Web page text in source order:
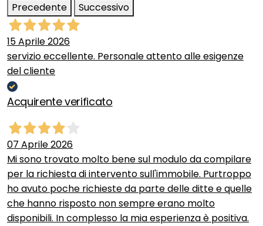
Precedente
Successivo
15 Aprile 2026
servizio eccellente. Personale attento alle esigenze
del cliente
Acquirente verificato
07 Aprile 2026
Mi sono trovato molto bene sul modulo da compilare
per la richiesta di intervento sull'immobile. Purtroppo
ho avuto poche richieste da parte delle ditte e quelle
che hanno risposto non sempre erano molto
disponibili. In complesso la mia esperienza è positiva.